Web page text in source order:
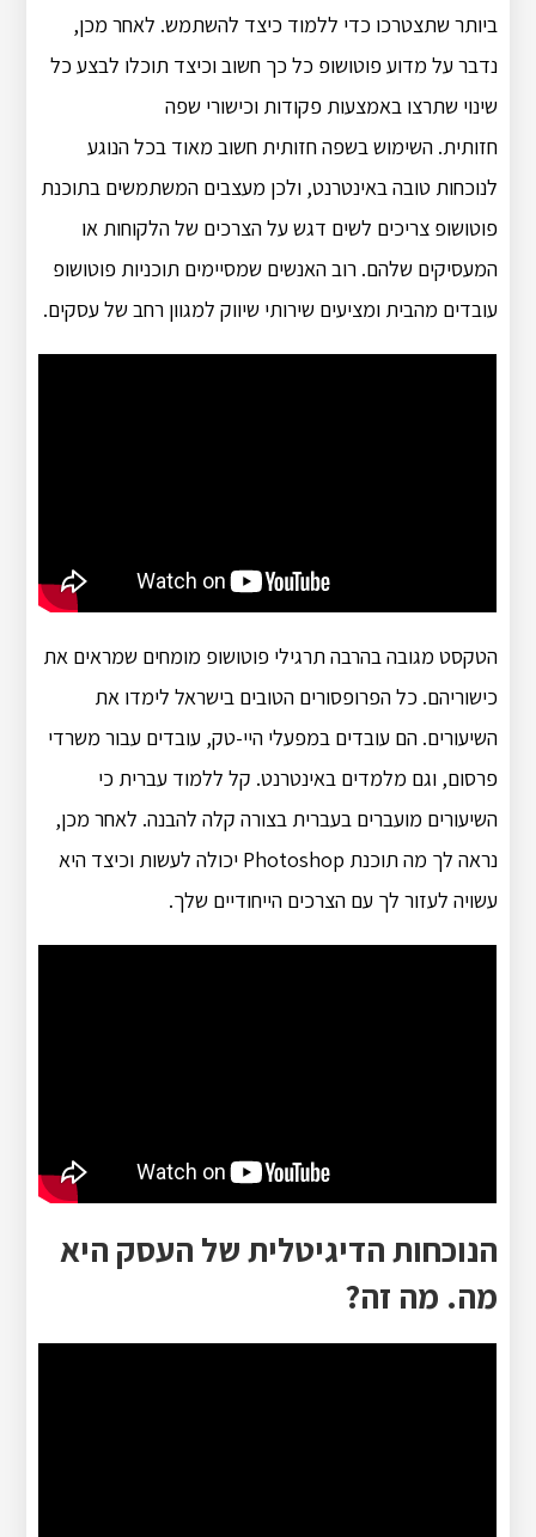
ביותר שתצטרכו כדי ללמוד כיצד להשתמש. לאחר מכן,
נדבר על מדוע פוטושופ כל כך חשוב וכיצד תוכלו לבצע כל
שינוי שתרצו באמצעות פקודות וכישורי שפה
חזותית. השימוש בשפה חזותית חשוב מאוד בכל הנוגע
לנוכחות טובה באינטרנט, ולכן מעצבים המשתמשים בתוכנת
פוטושופ צריכים לשים דגש על הצרכים של הלקוחות או
המעסיקים שלהם. רוב האנשים שמסיימים תוכניות פוטושופ
עובדים מהבית ומציעים שירותי שיווק למגוון רחב של עסקים.
הטקסט מגובה בהרבה תרגילי פוטושופ מומחים שמראים את
כישוריהם. כל הפרופסורים הטובים בישראל לימדו את
השיעורים. הם עובדים במפעלי היי-טק, עובדים עבור משרדי
פרסום, וגם מלמדים באינטרנט. קל ללמוד עברית כי
השיעורים מועברים בעברית בצורה קלה להבנה. לאחר מכן,
נראה לך מה תוכנת Photoshop יכולה לעשות וכיצד היא
עשויה לעזור לך עם הצרכים הייחודיים שלך.
הנוכחות הדיגיטלית של העסק היא
מה. מה זה?